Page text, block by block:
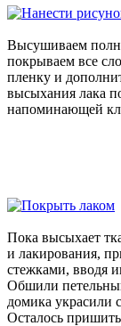
Высушиваем
покрываем все
пленку и
высыхания лака
напоминающей
Пока высыхает
и лакирования,
стежками, вводя
Обшили
домика
Осталось